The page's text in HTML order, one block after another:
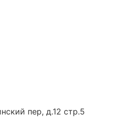
пер, д.12 стр.5